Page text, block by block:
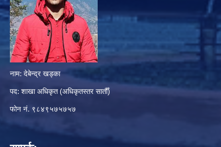
नाम: देबेन्द्र खड्का
पद: शाखा अधिकृत (अधिकृतस्तर सातौँ)
फोन नं. ९८४९५७५७५७